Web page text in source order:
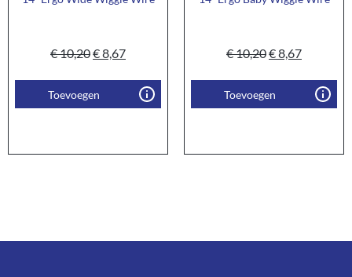
€10,20€8,67
Toevoegen
€10,20€8,67
Toevoegen